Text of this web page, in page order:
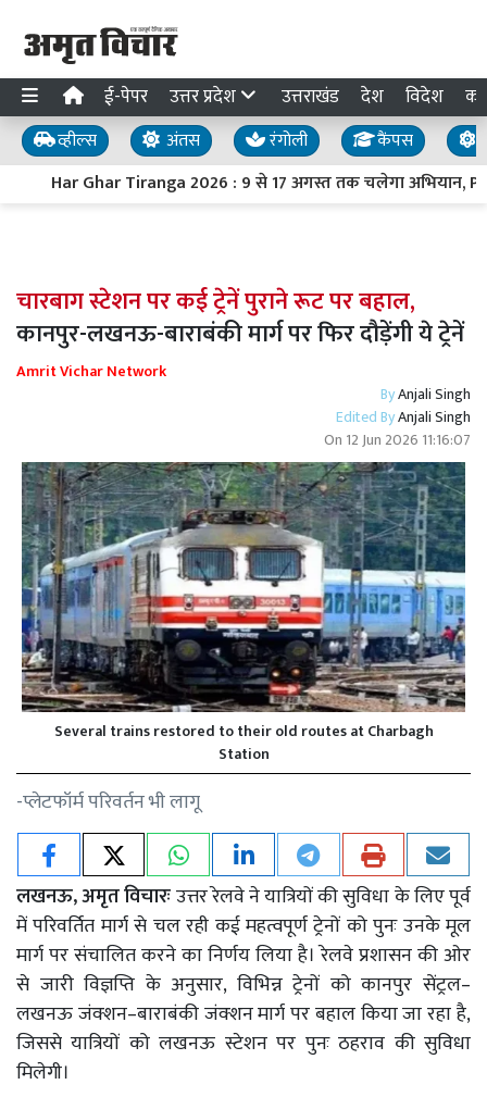
ई-पेपर उत्तर प्रदेश उत्तराखंड देश विदेश
व्हील्स अंतस रंगोली कैंपस
Har Ghar Tiranga 2026 : 9 से 17 अगस्त तक चलेगा अभियान, PM
चारबाग स्टेशन पर कई ट्रेनें पुराने रूट पर बहाल,
कानपुर-लखनऊ-बाराबंकी मार्ग पर फिर दौड़ेंगी ये ट्रेनें
Amrit Vichar Network
ByAnjali Singh
Edited ByAnjali Singh
On 12 Jun 2026 11:16:07
Several trains restored to their old routes at Charbagh
Station
-प्लेटफॉर्म परिवर्तन भी लागू
लखनऊ, अमृत विचारःउत्तर रेलवे ने यात्रियों की सुविधा के लिए पूर्व
में परिवर्तित मार्ग से चल रही कई महत्वपूर्ण ट्रेनों को पुनः उनके मूल
मार्ग पर संचालित करने का निर्णय लिया है। रेलवे प्रशासन की ओर
से जारी विज्ञप्ति के अनुसार, विभिन्न ट्रेनों को कानपुर सेंट्रल–
लखनऊ जंक्शन–बाराबंकी जंक्शन मार्ग पर बहाल किया जा रहा है,
जिससे यात्रियों को लखनऊ स्टेशन पर पुनः ठहराव की सुविधा
मिलेगी।